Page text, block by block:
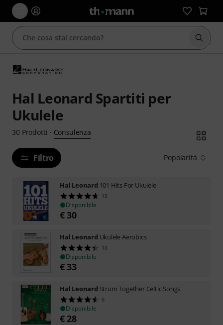
Hal Leonard Spartiti per
Ukulele
30 Prodotti · Consulenza
Filtro Popolarità
Hal Leonard 101 Hits For Ukulele
15
Disponibile
€ 30
Hal Leonard Ukulele Aerobics
18
Disponibile
€ 33
Hal Leonard Strum Together Celtic Songs
6
Disponibile
€ 28